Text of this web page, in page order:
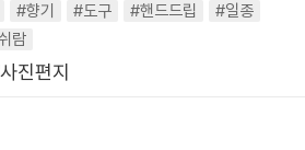
#향기 #도구 #핸드드립
#일종
람